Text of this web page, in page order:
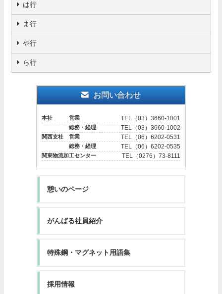
は行
ま行
や行
ら行
お問い合わせ
本社 営業 TEL（03）3660-1001
総務・経理 TEL（03）3660-1002
関西支社 営業 TEL（06）6202-0531
総務・経理 TEL（06）6202-0535
関東物流加工センター TEL（0276）73-8111
憩いのページ
がんばる社員紹介
特殊鋼・マグネット用語集
採用情報